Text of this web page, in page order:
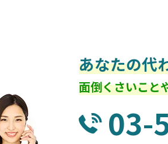
あなたの代
面倒くさいこと
03-